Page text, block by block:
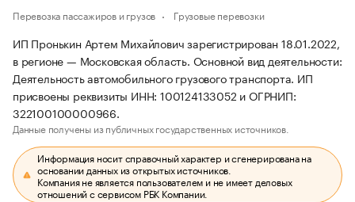
Перевозка пассажиров и грузов Грузовые перевозки
ИП Пронькин Артем Михайлович зарегистрирован 18.01.2022,
в регионе — Московская область. Основной вид деятельности:
Деятельность автомобильного грузового транспорта. ИП
присвоены реквизиты ИНН: 100124133052 и ОГРНИП:
322100100000966.
Данные получены из публичных государственных источников.
Информация носит справочный характер и сгенерирована на
основании данных из открытых источников.
Компания не является пользователем и не имеет деловых
отношений с сервисом РБК Компании.